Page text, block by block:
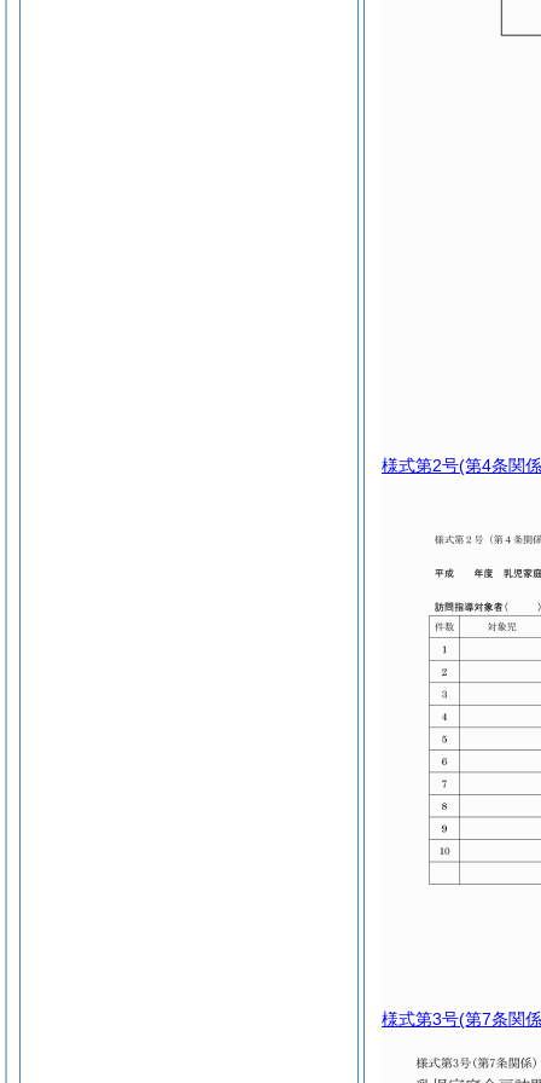
様式第2号(第4条関
様式第3号(第7条関